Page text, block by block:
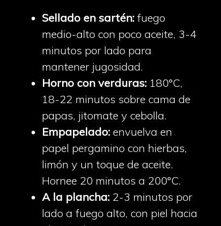
Sellado en sartén: fuego
medio-alto con poco aceite, 3-4
minutos por lado para
mantener jugosidad.
Horno con verduras: 180°C,
18-22 minutos sobre cama de
papas, jitomate y cebolla.
Empapelado: envuelva en
papel pergamino con hierbas,
limón y un toque de aceite.
Hornee 20 minutos a 200°C.
A la plancha: 2-3 minutos por
lado a fuego alto, con piel hacia